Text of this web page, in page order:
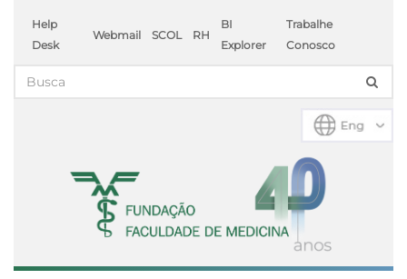
Help
Desk
Webmail SCOL RH
BI
Explorer
Trabalhe
Conosco